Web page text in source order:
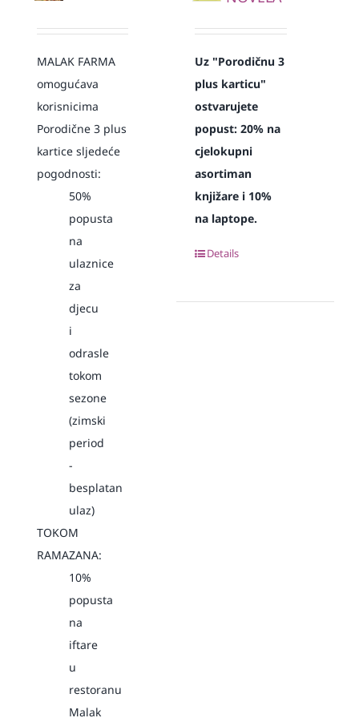
MALAK FARMA
omogućava
korisnicima
Porodične 3 plus
kartice sljedeće
pogodnosti:
50%
popusta
na
ulaznice
za
djecu
i
odrasle
tokom
sezone
(zimski
period
-
besplatan
ulaz)
TOKOM
RAMAZANA:
10%
popusta
na
iftare
u
restoranu
Malak
Uz "Porodičnu 3
plus karticu"
ostvarujete
popust: 20% na
cjelokupni
asortiman
knjižare i 10%
na laptope.
Details